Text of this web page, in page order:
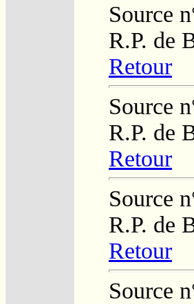
Source
R.P. de
Retour
Source
R.P. de
Retour
Source
R.P. de
Retour
Source